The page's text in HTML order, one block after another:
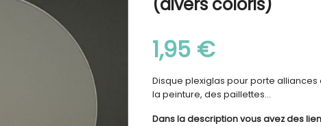
(divers coloris)
1,95 €
Disque plexiglas pour porte
la peinture, des paillettes...
Dans la description vous avez des